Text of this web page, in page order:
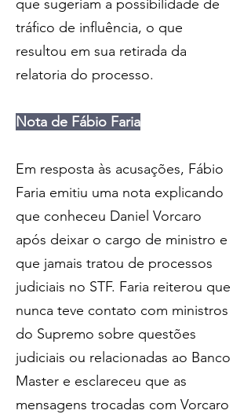
que sugeriam a possibilidade de
tráfico de influência, o que
resultou em sua retirada da
relatoria do processo.
Nota de Fábio Faria
Em resposta às acusações, Fábio
Faria emitiu uma nota explicando
que conheceu Daniel Vorcaro
após deixar o cargo de ministro e
que jamais tratou de processos
judiciais no STF. Faria reiterou que
nunca teve contato com ministros
do Supremo sobre questões
judiciais ou relacionadas ao Banco
Master e esclareceu que as
mensagens trocadas com Vorcaro